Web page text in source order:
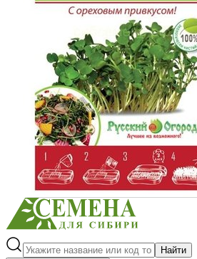
Грунты
Газонные травы, сидераты
Горшки, рассадники, аксессуары
Посадочный материал
Садовый инструмент, инвентарь
Консервирование
Средства защиты, удобрения,
Обустройство сада, декор
Найти